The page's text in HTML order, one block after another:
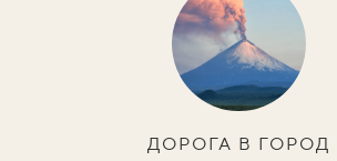
ДОРОГА В ГОРОД